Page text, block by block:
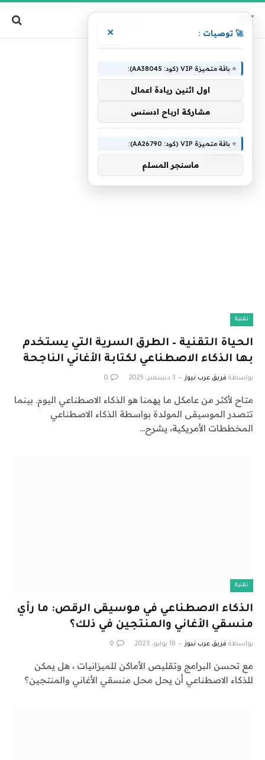
الأغاني
تقنية
الحياة التقنية – الطرق السرية التي يستخدم
بها الذكاء الاصطناعي لكتابة الأغاني الناجحة
بواسطة فريق عرب نيوز 3 ديسمبر، 2025 0
متاح لأكثر من عامكل ما يهمنا هو الذكاء الاصطناعي اليوم. بينما
تتصدر الموسيقى المولدة بواسطة الذكاء الاصطناعي
المخططات الأمريكية، يشرح…
تقنية
الذكاء الاصطناعي في موسيقى الرقص: ما رأي
منسقي الأغاني والمنتجين في ذلك؟
بواسطة فريق عرب نيوز 18 يوليو، 2023 0
مع تحسن البرامج وتقليص الأماكن للميزانيات ، هل يمكن
للذكاء الاصطناعي أن يحل محل منسقي الأغاني والمنتجين؟
🚀 توصيات : ×
⭐ باقة متميزة VIP (كود: AA38045):
اول اثنين ريادة اعمال
مشاركة ارباح ادسنس
⭐ باقة متميزة VIP (كود: AA26790):
ماسنجر المسلم